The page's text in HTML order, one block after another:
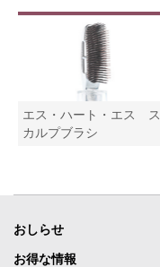
) ィ
ン
ド
ウ
で
開
き
ま
)
エス・ハート・エス ス
カルプブラシ
おしらせ
お得な情報